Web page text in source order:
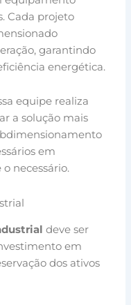
Cada projeto
garantindo
energética.
equipe realiza
a solução mais
em
necessário.
deve ser
em
dos ativos